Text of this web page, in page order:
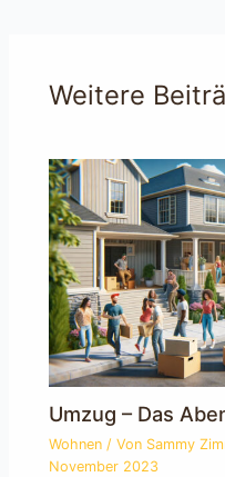
Weitere
Umzug – Das
Wohnen / Von Sammy
November 2023